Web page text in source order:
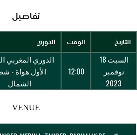
تفاصيل
التاريخ الوقت الدوري
السبت 18
نوفمبر
2023
12:00
الدوري المغربي
الأول هواة -
الشمال
VENUE